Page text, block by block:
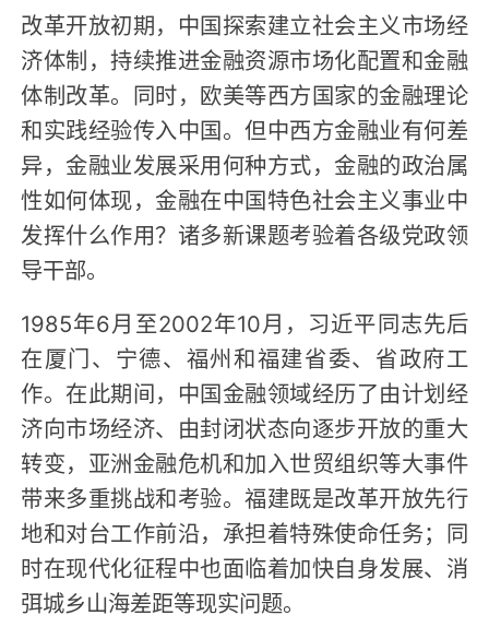
改革开放初期，中国探索建立社会主义市场经
济体制，持续推进金融资源市场化配置和金融
体制改革。同时，欧美等西方国家的金融理论
和实践经验传入中国。但中西方金融业有何差
异，金融业发展采用何种方式，金融的政治属
性如何体现，金融在中国特色社会主义事业中
发挥什么作用？诸多新课题考验着各级党政领
导干部。
1985年6月至2002年10月，习近平同志先后
在厦门、宁德、福州和福建省委、省政府工
作。在此期间，中国金融领域经历了由计划经
济向市场经济、由封闭状态向逐步开放的重大
转变，亚洲金融危机和加入世贸组织等大事件
带来多重挑战和考验。福建既是改革开放先行
地和对台工作前沿，承担着特殊使命任务；同
时在现代化征程中也面临着加快自身发展、消
弭城乡山海差距等现实问题。